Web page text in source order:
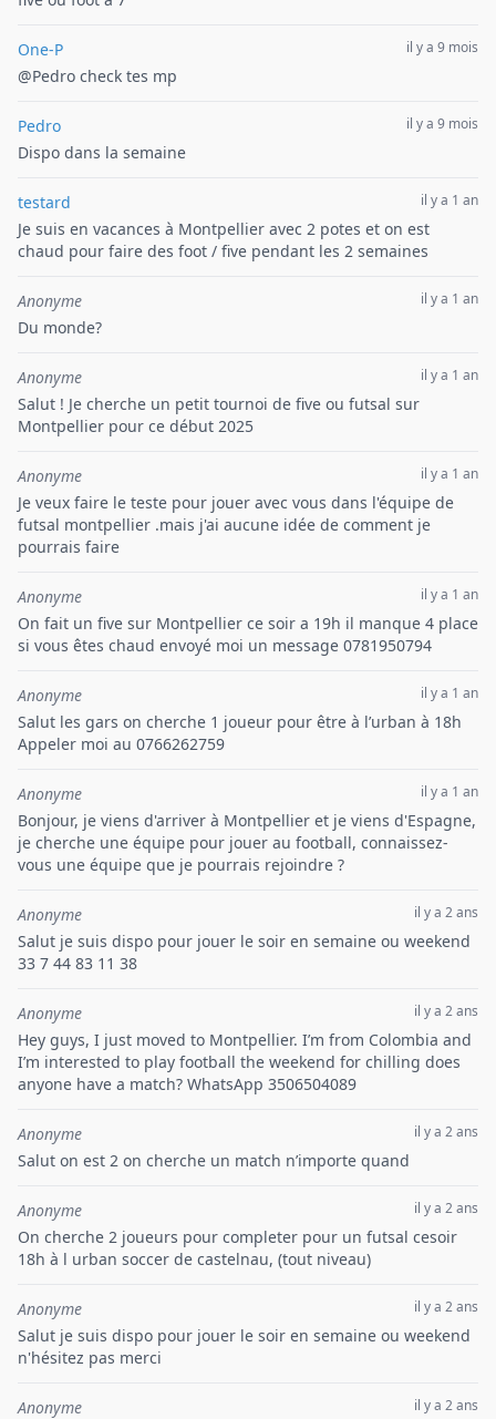
One-P il y a 9 mois
@Pedro check tes mp
Pedro il y a 9 mois
Dispo dans la semaine
testard il y a 1 an
Je suis en vacances à Montpellier avec 2 potes et on est
chaud pour faire des foot / five pendant les 2 semaines
Anonyme il y a 1 an
Du monde?
Anonyme il y a 1 an
Salut ! Je cherche un petit tournoi de five ou futsal sur
Montpellier pour ce début 2025
Anonyme il y a 1 an
Je veux faire le teste pour jouer avec vous dans l'équipe de
futsal montpellier .mais j'ai aucune idée de comment je
pourrais faire
Anonyme il y a 1 an
On fait un five sur Montpellier ce soir a 19h il manque 4 place
si vous êtes chaud envoyé moi un message 0781950794
Anonyme il y a 1 an
Salut les gars on cherche 1 joueur pour être à l’urban à 18h
Appeler moi au 0766262759
Anonyme il y a 1 an
Bonjour, je viens d'arriver à Montpellier et je viens d'Espagne,
je cherche une équipe pour jouer au football, connaissez-
vous une équipe que je pourrais rejoindre ?
Anonyme il y a 2 ans
Salut je suis dispo pour jouer le soir en semaine ou weekend
33 7 44 83 11 38
Anonyme il y a 2 ans
Hey guys, I just moved to Montpellier. I’m from Colombia and
I’m interested to play football the weekend for chilling does
anyone have a match? WhatsApp 3506504089
Anonyme il y a 2 ans
Salut on est 2 on cherche un match n’importe quand
Anonyme il y a 2 ans
On cherche 2 joueurs pour completer pour un futsal cesoir
18h à l urban soccer de castelnau, (tout niveau)
Anonyme il y a 2 ans
Salut je suis dispo pour jouer le soir en semaine ou weekend
n'hésitez pas merci
Anonyme il y a 2 ans